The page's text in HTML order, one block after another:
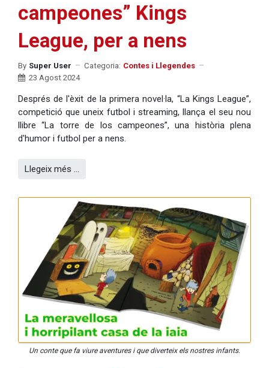
campeones” Kings
League, per a nens
By Super User Categoria: Contes i Llegendes
23 Agost 2024
Després de l'èxit de la primera novel·la, “La Kings League”,
competició que uneix futbol i streaming, llança el seu nou
llibre “La torre de los campeones”, una història plena
d'humor i futbol per a nens.
Llegeix més …
Un conte que fa viure aventures i que diverteix els nostres infants.